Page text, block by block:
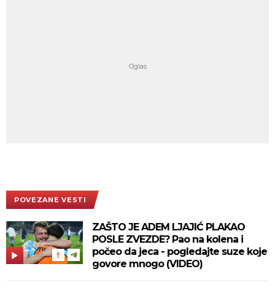
POVEZANE VESTI
ZAŠTO JE ADEM LJAJIĆ PLAKAO
POSLE ZVEZDE? Pao na kolena i
počeo da jeca - pogledajte suze koje
govore mnogo (VIDEO)